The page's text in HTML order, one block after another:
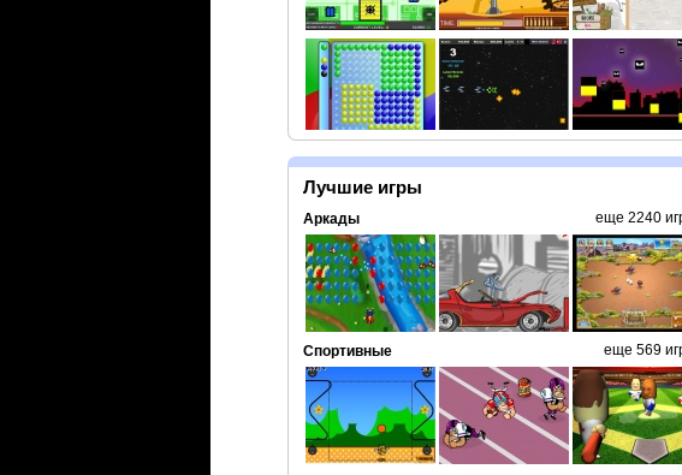
Лучшие игры
Аркады еще 2240
Спортивные еще 569